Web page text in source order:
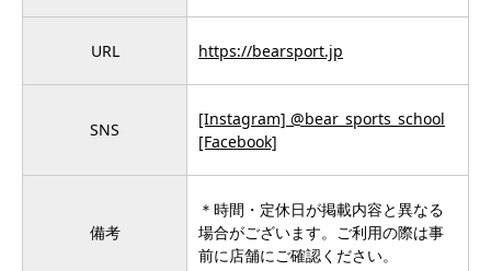
URL https://bearsport.jp
SNS
[Instagram] @bear_sports_school
[Facebook]
備考
＊時間・定休日が掲載内容と異なる
場合がございます。ご利用の際は事
前に店舗にご確認ください。